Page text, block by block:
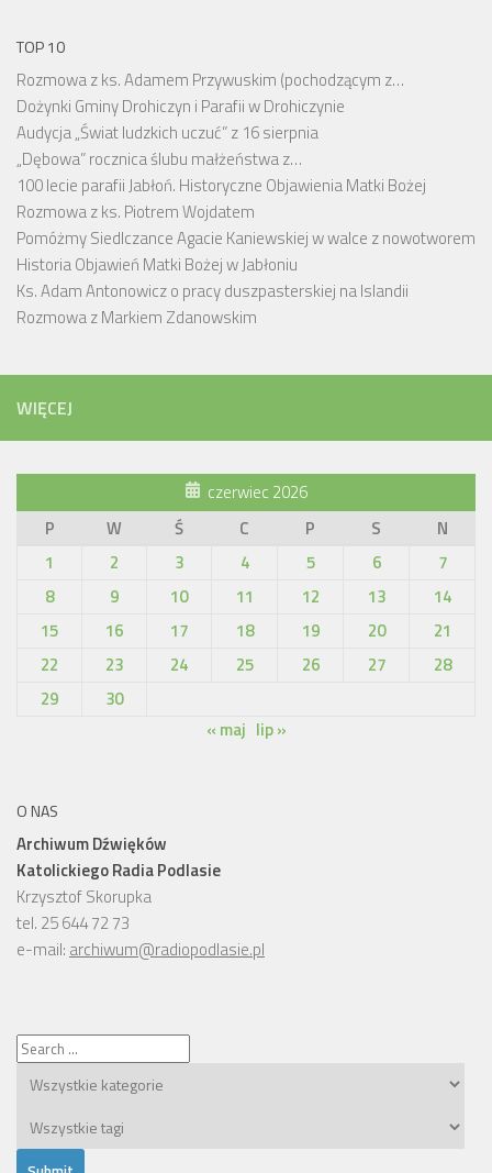
TOP 10
Rozmowa z ks. Adamem Przywuskim (pochodzącym z…
Dożynki Gminy Drohiczyn i Parafii w Drohiczynie
Audycja „Świat ludzkich uczuć” z 16 sierpnia
„Dębowa” rocznica ślubu małżeństwa z…
100 lecie parafii Jabłoń. Historyczne Objawienia Matki Bożej
Rozmowa z ks. Piotrem Wojdatem
Pomóżmy Siedlczance Agacie Kaniewskiej w walce z nowotworem
Historia Objawień Matki Bożej w Jabłoniu
Ks. Adam Antonowicz o pracy duszpasterskiej na Islandii
Rozmowa z Markiem Zdanowskim
WIĘCEJ
czerwiec 2026
P
W Ś C P S
N
1
2 3 4 5 6
7
8
9 10 11 12 13
14
15
16 17 18 19 20
21
22
23 24 25 26 27
28
29
30
« maj lip »
O NAS
Archiwum Dźwięków
Katolickiego Radia Podlasie
Krzysztof Skorupka
tel. 25 644 72 73
e-mail: archiwum@radiopodlasie.pl